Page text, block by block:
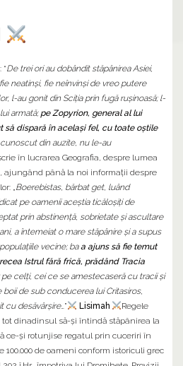
De trei ori au dobândit stăpânirea Asiei,
neatinși, fie neînvinși de vreo putere
l-au gonit din Sciția prin fugă rușinoasă; l-
armată; pe Zopyrion, general al lui
să dispară în același fel, cu toate oștile
din auzite, nu le-au
în lucrarea Geografia, despre lumea
până la noi informații despre
„Boerebistas, bărbat get, luând
pe oamenii aceștia ticăloșiți de
prin abstinență, sobrietate și ascultare
a întemeiat o mare stăpânire și a supus
vecine; baa ajuns să fie temut
Istrul fără frică, prădând Tracia
pe celți, cei ce se amestecaseră cu tracii și
de sub conducerea lui Critasiros,
cu desăvârșire…” Lisimah
Regele
dinadinsul să-și întindă stăpânirea la
ce-și rotunjise regatul prin cuceriri în
100.000 de oameni conform istoriculi grec